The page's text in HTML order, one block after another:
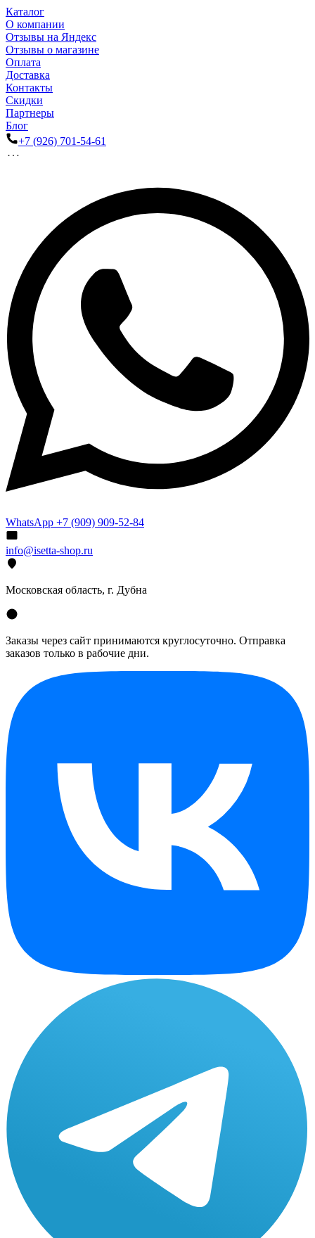
Каталог
О компании
Отзывы на Яндекс
Отзывы о магазине
Оплата
Доставка
Контакты
Скидки
Партнеры
Блог
+7 (926) 701-54-61
WhatsApp +7 (909) 909-52-84
info@isetta-shop.ru
Московская область, г. Дубна
Заказы через сайт принимаются круглосуточно. Отправка
заказов только в рабочие дни.